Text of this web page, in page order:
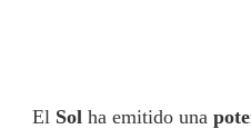
El Sol ha emitido una